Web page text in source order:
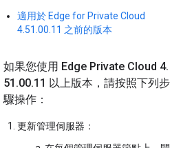
適用於 Edge for Private Cloud
4.51.00.11 之前的版本
如果您使用 Edge Private Cloud 4.
51 .00.11 以上版本，請按照下列步
驟操作：
更新管理伺服器：